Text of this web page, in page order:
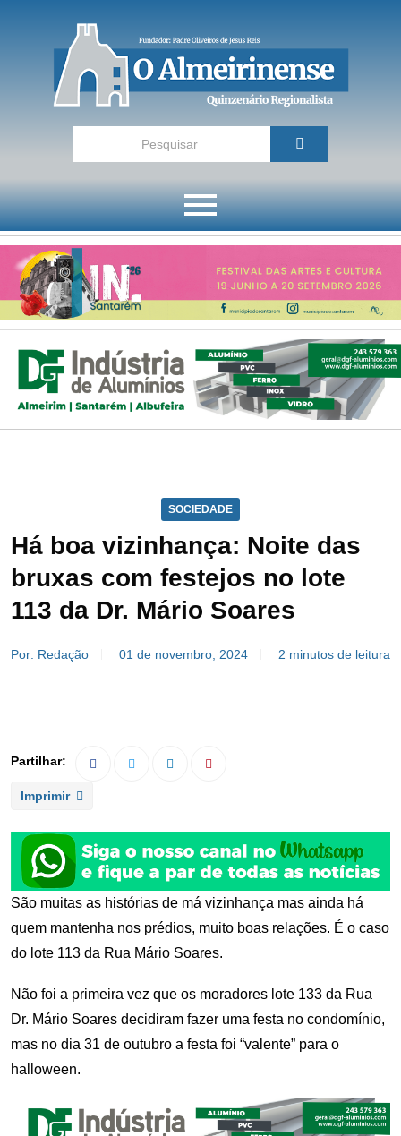
SOCIEDADE
Há boa vizinhança: Noite das
bruxas com festejos no lote
113 da Dr. Mário Soares
Por: Redação 01 de novembro, 2024 2 minutos de leitura
Imprimir
São muitas as histórias de má vizinhança mas ainda há
quem mantenha nos prédios, muito boas relações. É o caso
do lote 113 da Rua Mário Soares.
Não foi a primeira vez que os moradores lote 133 da Rua
Dr. Mário Soares decidiram fazer uma festa no condomínio,
mas no dia 31 de outubro a festa foi “valente” para o
halloween.